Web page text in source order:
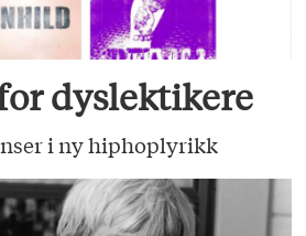
dyslektikere
i ny hiphoplyrikk